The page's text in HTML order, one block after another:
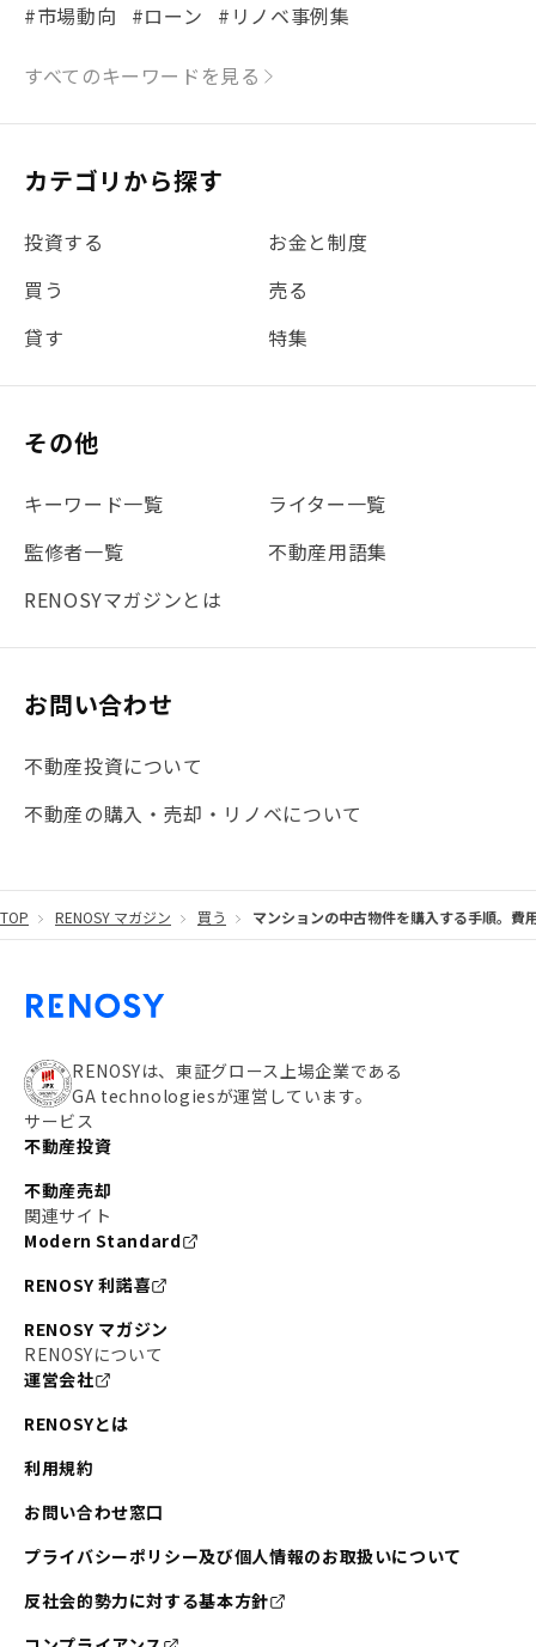
#市場動向
#ローン
#リノベ事例集
#シミュレーション #まちの住みやすさ発見！
#REIT
#新型コロナ #ETF #固定資産税
#団体信用生命保険
#贈与税 #災害に備える
#書類
#リノシーチャンネル
#不動産投資体験レポ
#地震対策
#セミナー #渋谷
#ふるさと納税
#法人化
#クラウドファンディング #JR京浜東北線
#まとめ #融資 #目黒
#JR湘南新宿ライン
#20代 #都営浅草線
#東急東横線
#都営大江戸線
#都営三田線 #不労所得
#私の資産ポートフォリオ
#わたしのリノベーションストーリー #JR横須賀線
#東京メトロ副都心線
#東京メトロ銀座線
#東京メトロ半蔵門線
#日暮里・舎人ライナー
#大田区
#中央区
#川崎
#東急池上線 #JR南武線
#東京メトロ丸ノ内線 #オリンピック
すべてのキーワードを見る
カテゴリから探す
投資する
お金と制度
買う
売る
貸す
特集
その他
キーワード一覧
ライター一覧
監修者一覧
不動産用語集
RENOSYマガジンとは
お問い合わせ
不動産投資について
不動産の購入・売却・リノベについて
TOP RENOSY マガジン 買う マンションの中古物件を購入する手順。費
RENOSYは、東証グロース上場企業である
GA technologiesが運営しています。
サービス
不動産投資
不動産売却
関連サイト
Modern Standard
RENOSY 利諾喜
RENOSY マガジン
RENOSYについて
運営会社
RENOSYとは
利用規約
お問い合わせ窓口
プライバシーポリシー及び個人情報のお取扱いについて
反社会的勢力に対する基本方針